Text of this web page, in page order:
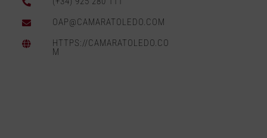
OAP@CAMARATOLEDO.COM
HTTPS://CAMARATOLEDO.CO
M